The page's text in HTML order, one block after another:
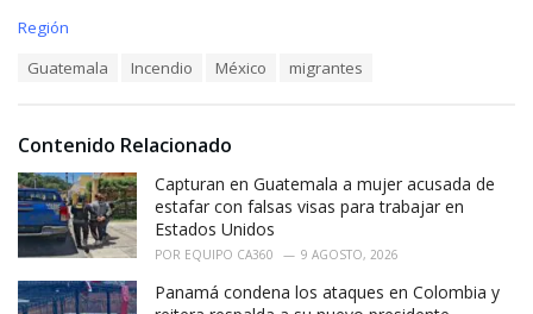
C
o
r
i
e
s
:
Región
:
Guatemala Incendio México migrantes
Contenido Relacionado
Capturan en Guatemala a mujer acusada de
estafar con falsas visas para trabajar en
Estados Unidos
POR EQUIPO CA360 9 AGOSTO, 2026
Panamá condena los ataques en Colombia y